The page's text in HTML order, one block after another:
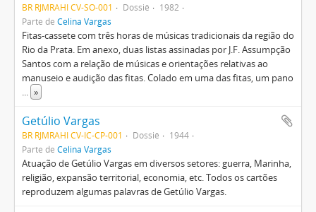
BR RJMRAHI CV-SO-001 Dossiê
1982
Parte de Celina Vargas
Fitas-cassete com três horas de músicas tradicionais da região do
Rio da Prata. Em anexo, duas listas assinadas por J.F. Assumpção
Santos com a relação de músicas e orientações relativas ao
manuseio e audição das fitas. Colado em uma das fitas, um pano
... »
Getúlio Vargas
BR RJMRAHI CV-IC-CP-001 Dossiê
1944
Parte de Celina Vargas
Atuação de Getúlio Vargas em diversos setores: guerra, Marinha,
religião, expansão territorial, economia, etc. Todos os cartões
reproduzem algumas palavras de Getúlio Vargas.